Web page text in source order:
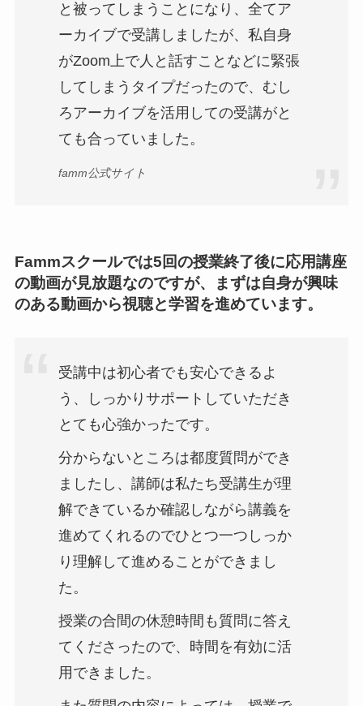
と被ってしまうことになり、全てア
ーカイブで受講しましたが、私自身
がZoom上で人と話すことなどに緊張
してしまうタイプだったので、むし
ろアーカイブを活用しての受講がと
ても合っていました。
famm公式サイト
Fammスクールでは5回の授業終了後に応用講座
の動画が見放題なのですが、まずは自身が興味
のある動画から視聴と学習を進めています。
受講中は初心者でも安心できるよ
う、しっかりサポートしていただき
とても心強かったです。
分からないところは都度質問ができ
ましたし、講師は私たち受講生が理
解できているか確認しながら講義を
進めてくれるのでひとつ一つしっか
り理解して進めることができまし
た。
授業の合間の休憩時間も質問に答え
てくださったので、時間を有効に活
用できました。